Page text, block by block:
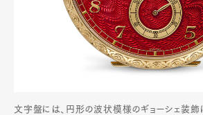
Official Columnist
Contact
文字盤には、円形の波状模様のギョーシェ装